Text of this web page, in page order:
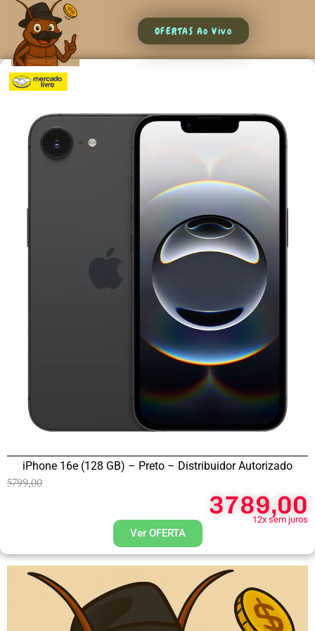
OFERTAS Ao Vivo
iPhone 16e (128 GB) – Preto – Distribuidor Autorizado
5799,00
3789,00
12x sem juros
Ver OFERTA